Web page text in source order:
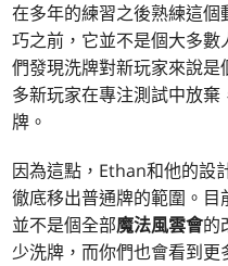
在多年的練習之後熟練這
巧之前，它並不是個大多
們發現洗牌對新玩家來說
多新玩家在專注測試中放
牌。
因為這點，Ethan和他的設
徹底移出普通牌的範圍。目
並不是個全部魔法風雲會的
少洗牌，而你們也會看到